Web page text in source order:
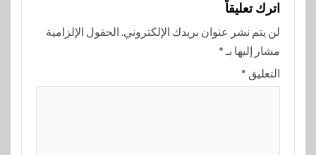
اترك تعليقاً
لن يتم نشر عنوان بريدك الإلكتروني. الحقول الإلزامية
مشار إليها بـ *
التعليق *